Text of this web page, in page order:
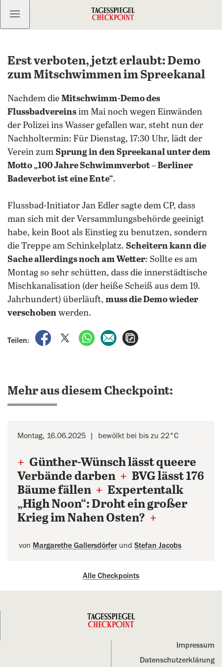
Kostenlos anmelden
Erst verboten, jetzt erlaubt: Demo
zum Mitschwimmen im Spreekanal
Nachdem die Mitschwimm-Demo des
Flussbadvereins im Mai noch wegen Einwänden
der Polizei ins Wasser gefallen war, steht nun der
Nachholtermin: Für Dienstag, 17:30 Uhr, lädt der
Verein zum Sprung in den Spreekanal unter dem
Motto „100 Jahre Schwimmverbot – Berliner
Badeverbot ist eine Ente“.
Flussbad-Initiator Jan Edler sagte dem CP, dass
man sich mit der Versammlungsbehörde geeinigt
habe, kein Boot als Einstieg zu benutzen, sondern
die Treppe am Schinkelplatz. Scheitern kann die
Sache allerdings noch am Wetter: Sollte es am
Montag so sehr schütten, dass die innerstädtische
Mischkanalisation (der heiße Scheiß aus dem 19.
Jahrhundert) überläuft, muss die Demo wieder
verschoben werden.
Teilen:
auf Facebook teilen
auf X teilenper WhatsApp teilen
per E-Mail teilen
Mehr aus diesem Checkpoint:
Montag, 16.06.2025 bewölkt bei bis zu 22°C
+ Günther-Wünsch lässt queere
Verbände darben + BVG lässt 176
Bäume fällen + Expertentalk
„High Noon“: Droht ein großer
Krieg im Nahen Osten? +
von Margarethe Gallersdörfer und Stefan Jacobs
Alle Checkpoints
Impressum
Datenschutz­erklärung